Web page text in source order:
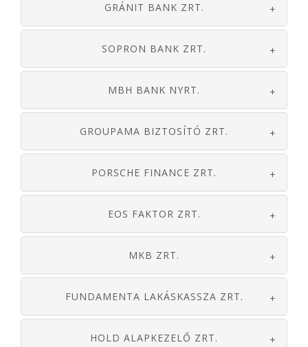
GRÁNIT BANK ZRT. +
SOPRON BANK ZRT. +
MBH BANK NYRT. +
GROUPAMA BIZTOSÍTÓ ZRT. +
PORSCHE FINANCE ZRT. +
EOS FAKTOR ZRT. +
MKB ZRT. +
FUNDAMENTA LAKÁSKASSZA ZRT. +
HOLD ALAPKEZELŐ ZRT. +